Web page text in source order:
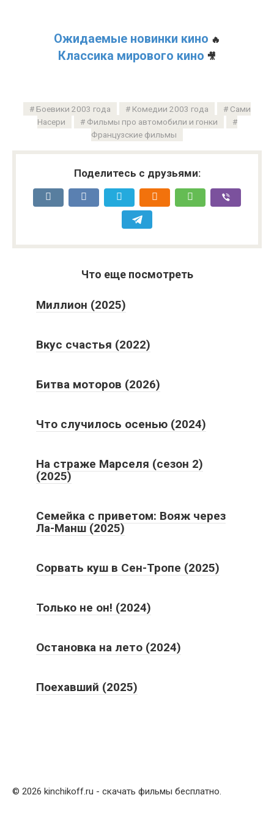
Ожидаемые новинки кино 🔥
Классика мирового кино 🎥
Боевики 2003 года Комедии 2003 года
Сами
Насери
Фильмы про автомобили и гонки
Французские фильмы
Поделитесь с друзьями:
Что еще посмотреть
Миллион (2025)
Вкус счастья (2022)
Битва моторов (2026)
Что случилось осенью (2024)
На страже Марселя (сезон 2)
(2025)
Семейка с приветом: Вояж через
Ла-Манш (2025)
Сорвать куш в Сен-Тропе (2025)
Только не он! (2024)
Остановка на лето (2024)
Поехавший (2025)
© 2026 kinchikoff.ru - скачать фильмы бесплатно.